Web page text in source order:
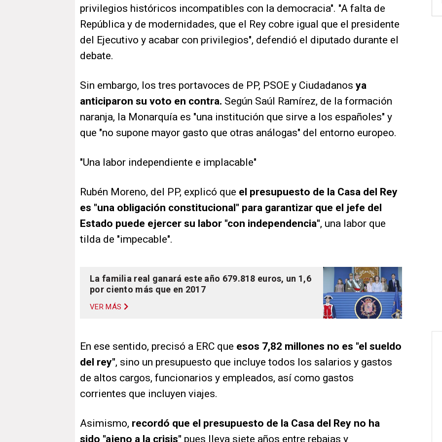
privilegios históricos incompatibles con la democracia". "A falta de
República y de modernidades, que el Rey cobre igual que el presidente
del Ejecutivo y acabar con privilegios", defendió el diputado durante el
debate.
Sin embargo, los tres portavoces de PP, PSOE y Ciudadanos ya
anticiparon su voto en contra. Según Saúl Ramírez, de la formación
naranja, la Monarquía es "una institución que sirve a los españoles" y
que "no supone mayor gasto que otras análogas" del entorno europeo.
"Una labor independiente e implacable"
Rubén Moreno, del PP, explicó que el presupuesto de la Casa del Rey
es "una obligación constitucional" para garantizar que el jefe del
Estado puede ejercer su labor "con independencia", una labor que
tilda de "impecable".
La familia real ganará este año 679.818 euros, un 1,6
por ciento más que en 2017
VER MÁS
En ese sentido, precisó a ERC que esos 7,82 millones no es "el sueldo
del rey", sino un presupuesto que incluye todos los salarios y gastos
de altos cargos, funcionarios y empleados, así como gastos
corrientes que incluyen viajes.
Asimismo, recordó que el presupuesto de la Casa del Rey no ha
sido "ajeno a la crisis" pues lleva siete años entre rebajas y